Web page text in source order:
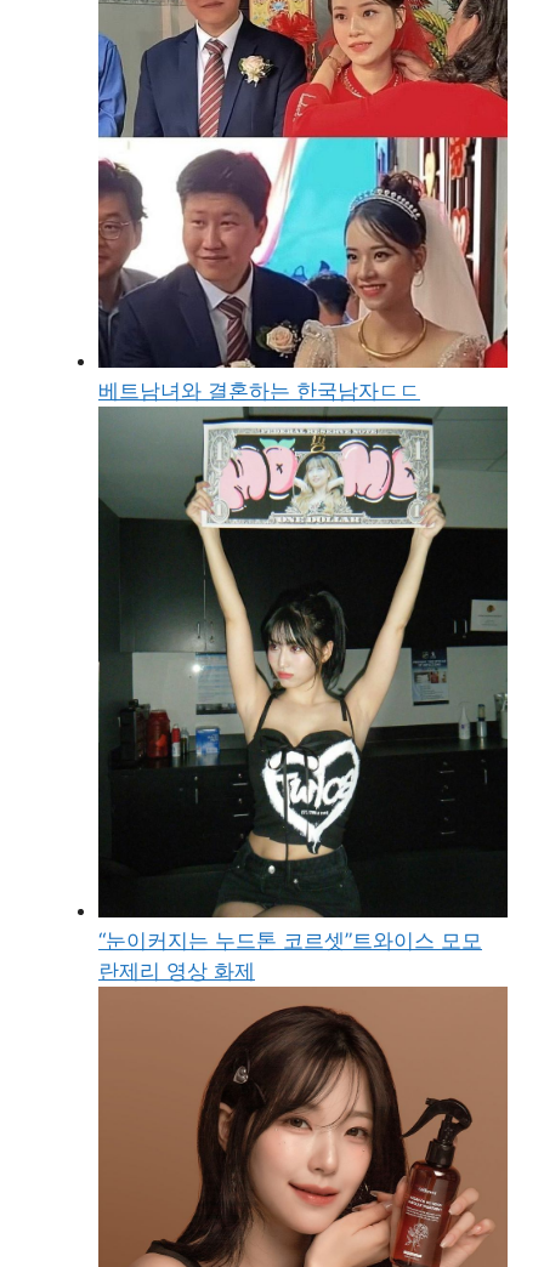
베트남녀와 결혼하는 한국남자ㄷㄷ
“눈이커지는 누드톤 코르셋”트와이스 모모
란제리 영상 화제